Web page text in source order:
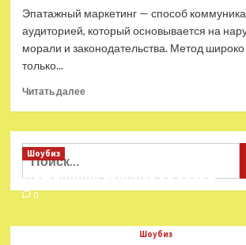
Эпатажный маркетинг — способ
аудиторией, который основывается на
морали и законодательства. Метод
только...
Читать далееПрочитать
Музыкальный
России
Найти:
Шоубиз
Мошенники взялись за звезд
0
Шоубиз